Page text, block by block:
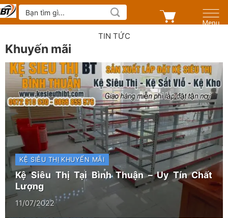
Skip
to
Tìm
kiếm:
TIN TỨC
Khuyến mãi
KỆ SIÊU THỊ KHUYẾN MÃI
Kệ Siêu Thị Tại Bình Thuận – Uy Tín Chất
Lượng
11/07/2022